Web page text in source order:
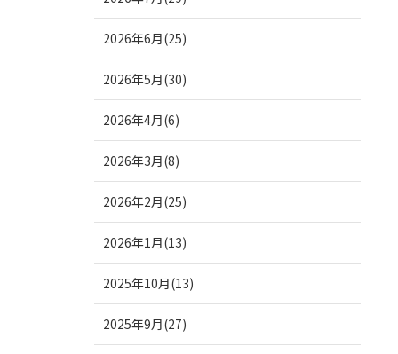
2026年6月(25)
2026年5月(30)
2026年4月(6)
2026年3月(8)
2026年2月(25)
2026年1月(13)
2025年10月(13)
2025年9月(27)